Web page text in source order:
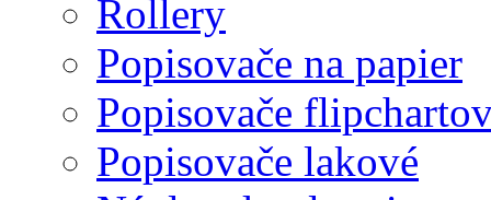
Rollery
Popisovače na papier
Popisovače
Popisovače lakové